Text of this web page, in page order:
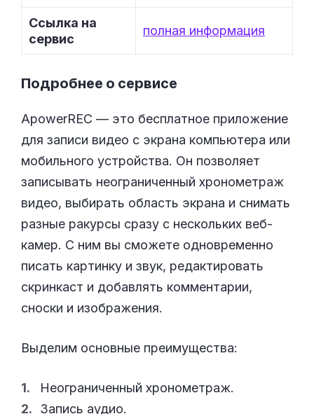
Ссылка на
сервис
полная информация
Подробнее о сервисе
ApowerREC — это бесплатное приложение
для записи видео с экрана компьютера или
мобильного устройства. Он позволяет
записывать неограниченный хронометраж
видео, выбирать область экрана и снимать
разные ракурсы сразу с нескольких веб-
камер. С ним вы сможете одновременно
писать картинку и звук, редактировать
скринкаст и добавлять комментарии,
сноски и изображения.
Выделим основные преимущества:
Неограниченный хронометраж.
Запись аудио.